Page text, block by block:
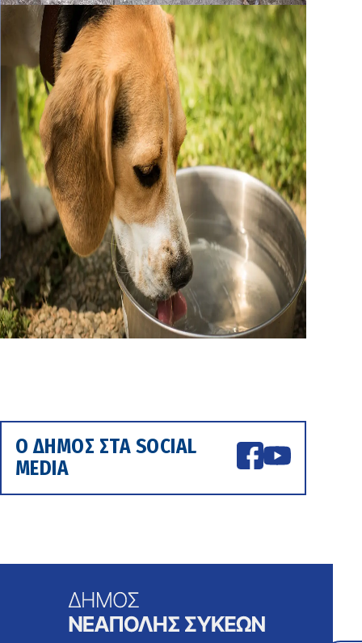
Ο ΔΗΜΟΣ ΣΤΑ SOCIAL
MEDIA